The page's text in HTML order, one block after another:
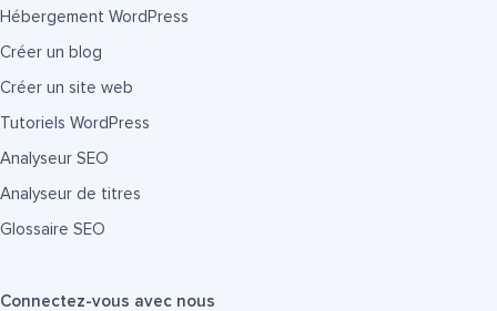
Hébergement WordPress
Créer un blog
Créer un site web
Tutoriels WordPress
Analyseur SEO
Analyseur de titres
Glossaire SEO
Connectez-vous avec nous